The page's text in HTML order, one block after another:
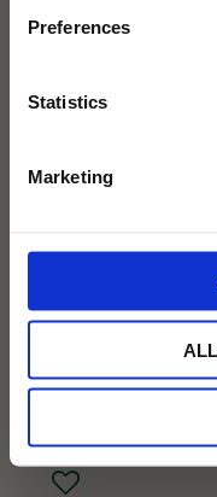
Preferences
Statistics
Marketing
Lägg till i favoriter
Få 10% rabatt på ditt
* Rabatten gäller endast